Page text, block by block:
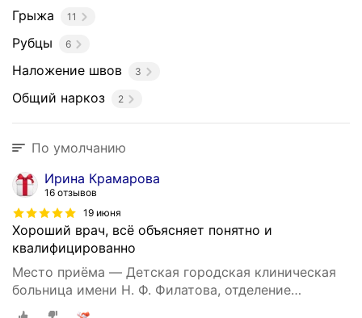
Грыжа
11
Рубцы 6
Наложение швов 3
Общий наркоз 2
По умолчанию
Ирина Крамарова
16 отзывов
19 июня
Хороший врач, всё объясняет понятно и
квалифицированно
Место приёма — Детская городская клиническая
больница имени Н. Ф. Филатова, отделение
урологии, Садовая-Кудринская улица, 15, стр. 3А